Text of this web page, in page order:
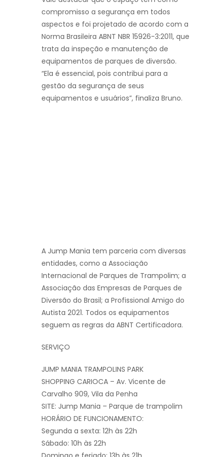
compromisso a segurança em todos
aspectos e foi projetado de acordo com a
Norma Brasileira ABNT NBR 15926-3:2011, que
trata da inspeção e manutenção de
equipamentos de parques de diversão.
“Ela é essencial, pois contribui para a
gestão da segurança de seus
equipamentos e usuários”, finaliza Bruno.
A Jump Mania tem parceria com diversas
entidades, como a Associação
Internacional de Parques de Trampolim; a
Associação das Empresas de Parques de
Diversão do Brasil; a Profissional Amigo do
Autista 2021. Todos os equipamentos
seguem as regras da ABNT Certificadora.
SERVIÇO
JUMP MANIA TRAMPOLINS PARK
SHOPPING CARIOCA – Av. Vicente de
Carvalho 909, Vila da Penha
SITE: Jump Mania – Parque de trampolim
HORÁRIO DE FUNCIONAMENTO:
Segunda a sexta: 12h às 22h
Sábado: 10h às 22h